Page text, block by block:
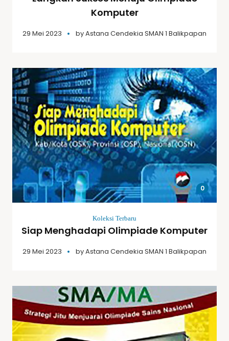
Komputer
29 Mei 2023 byAstana Cendekia SMAN 1 Balikpapan
0
Koleksi Terbaru
Siap Menghadapi Olimpiade Komputer
29 Mei 2023 byAstana Cendekia SMAN 1 Balikpapan